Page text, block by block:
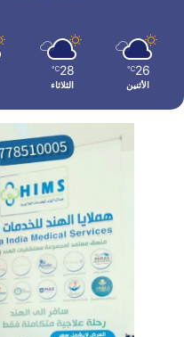
26
℃
الأثنين
28
℃
الثلاثاء